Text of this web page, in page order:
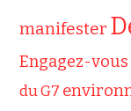
manifester
Engagez-
du G7